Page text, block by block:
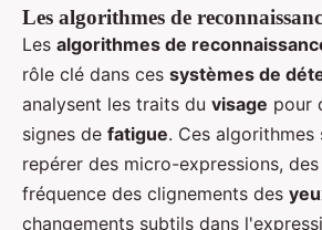
Les algorithmes de
Les algorithmes de
rôle clé dans ces systèmes de
analysent les traits du visage pour
signes de fatigue. Ces
repérer des micro-expressions,
fréquence des clignements des
changements subtils dans